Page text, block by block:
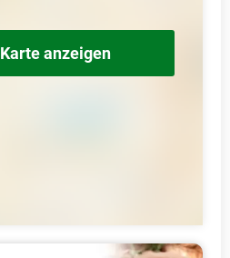
anzeigen